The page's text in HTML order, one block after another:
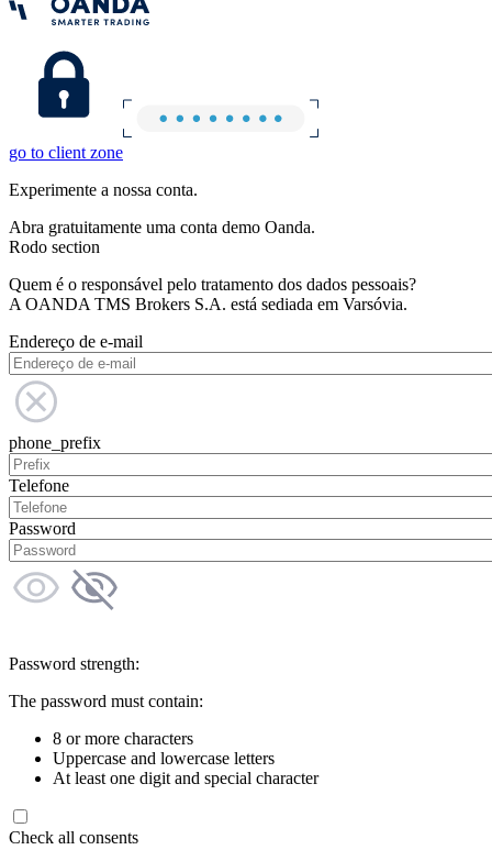
go to client zone
Experimente a nossa conta.
Abra gratuitamente uma conta demo Oanda.
Rodo section
Quem é o responsável pelo tratamento dos dados pessoais?
A OANDA TMS Brokers S.A. está sediada em Varsóvia.
Endereço de e-mail
phone_prefix
Telefone
Password
Password strength:
The password must contain:
8 or more characters
Uppercase and lowercase letters
At least one digit and special character
Check all consents